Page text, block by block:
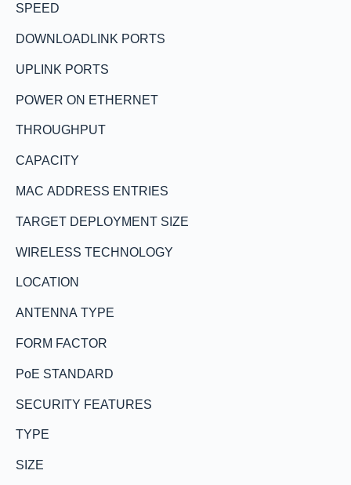
SPEED
DOWNLOADLINK PORTS
UPLINK PORTS
POWER ON ETHERNET
THROUGHPUT
CAPACITY
MAC ADDRESS ENTRIES
TARGET DEPLOYMENT SIZE
WIRELESS TECHNOLOGY
LOCATION
ANTENNA TYPE
FORM FACTOR
PoE STANDARD
SECURITY FEATURES
TYPE
SIZE